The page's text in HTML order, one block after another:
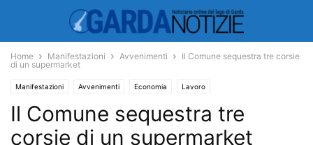
Home Manifestazioni Avvenimenti
Il Comune sequestra tre corsie
di un supermarket
Manifestazioni Avvenimenti Economia Lavoro
Il Comune sequestra tre
corsie di un supermarket